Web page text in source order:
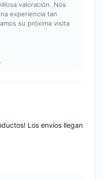
valoración. Nos
experiencia tan
su próxima visita
Los envíos llegan